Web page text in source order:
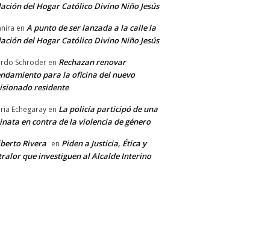
del Hogar Católico Divino Niño Jesús
en A punto de ser lanzada a la calle la
del Hogar Católico Divino Niño Jesús
Schroder en Rechazan renovar
para la oficina del nuevo
residente
Echegaray en La policía participó de una
en contra de la violencia de género
Rivera en Piden a Justicia, Ética y
que investiguen al Alcalde Interino